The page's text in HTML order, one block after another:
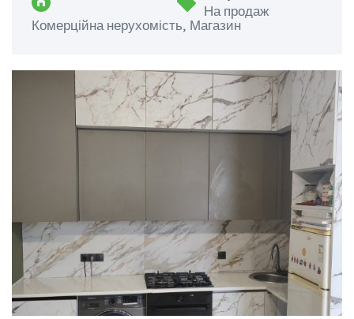
Комерційна нерухомість, Магазин
На продаж